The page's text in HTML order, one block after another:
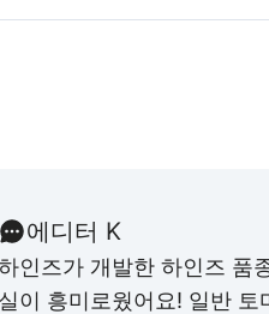
에디터 K
인즈가 개발한 하인즈 품
실이 흥미로웠어요! 일반 토